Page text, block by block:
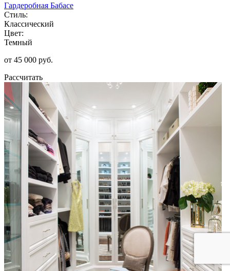
Гардеробная Бабасе
Стиль:
Классический
Цвет:
Темный
от 45 000 руб.
Рассчитать